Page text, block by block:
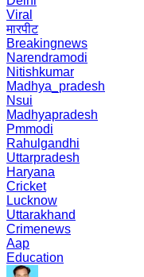
Viral
मारपीट
Breakingnews
Narendramodi
Nitishkumar
Madhya_pradesh
Nsui
Madhyapradesh
Pmmodi
Rahulgandhi
Uttarpradesh
Haryana
Cricket
Lucknow
Uttarakhand
Crimenews
Aap
Education